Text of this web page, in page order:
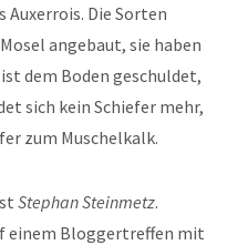
Die Sorten
angebaut, sie haben
dem Boden geschuldet,
sich kein Schiefer mehr,
zum Muschelkalk.
Stephan Steinmetz.
einem Bloggertreffen mit